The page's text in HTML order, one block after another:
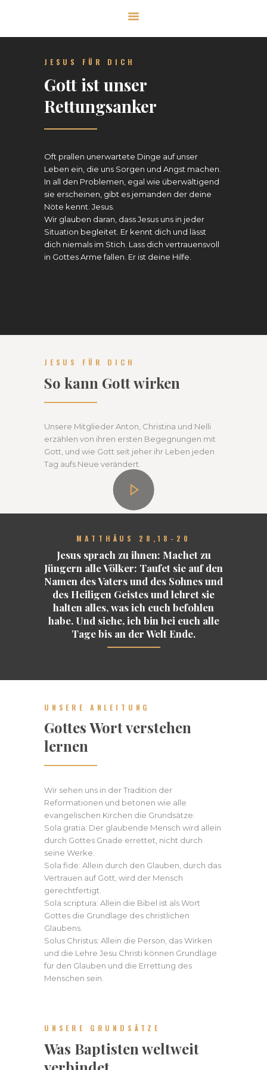
CHRISTUSgemeinde
HOME
ÜBER UNS
UNSER GLAUBE
SERVICE
KONTAKT
SPENDEN
JESUS FÜR DICH
Gott ist unser
Rettungsanker
Oft prallen unerwartete Dinge auf unser
Leben ein, die uns Sorgen und Angst machen.
In all den Problemen, egal wie überwältigend
sie erscheinen, gibt es jemanden der deine
Nöte kennt. Jesus.
Wir glauben daran, dass Jesus uns in jeder
Situation begleitet. Er kennt dich und lässt
dich niemals im Stich. Lass dich vertrauensvoll
in Gottes Arme fallen. Er ist deine Hilfe.
JESUS FÜR DICH
So kann Gott wirken
Unsere Mitglieder Anton, Christina und Nelli
erzählen von ihren ersten Begegnungen mit
Gott, und wie Gott seit jeher ihr Leben jeden
Tag aufs Neue verändert.
MATTHÄUS 28,18-20
Jesus sprach zu ihnen: Machet zu
Jüngern alle Völker: Taufet sie auf den
Namen des Vaters und des Sohnes und
des Heiligen Geistes und lehret sie
halten alles, was ich euch befohlen
habe. Und siehe, ich bin bei euch alle
Tage bis an der Welt Ende.
UNSERE ANLEITUNG
Gottes Wort verstehen
lernen
Wir sehen uns in der Tradition der
Reformationen und betonen wie alle
evangelischen Kirchen die Grundsätze:
Sola gratia: Der glaubende Mensch wird allein
durch Gottes Gnade errettet, nicht durch
seine Werke.
Sola fide: Allein durch den Glauben, durch das
Vertrauen auf Gott, wird der Mensch
gerechtfertigt.
Sola scriptura: Allein die Bibel ist als Wort
Gottes die Grundlage des christlichen
Glaubens.
Solus Christus: Allein die Person, das Wirken
und die Lehre Jesu Christi können Grundlage
für den Glauben und die Errettung des
Menschen sein.
UNSERE GRUNDSÄTZE
Was Baptisten weltweit